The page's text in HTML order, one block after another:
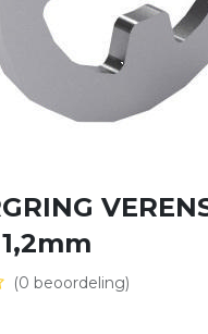
(0 beoordeling)